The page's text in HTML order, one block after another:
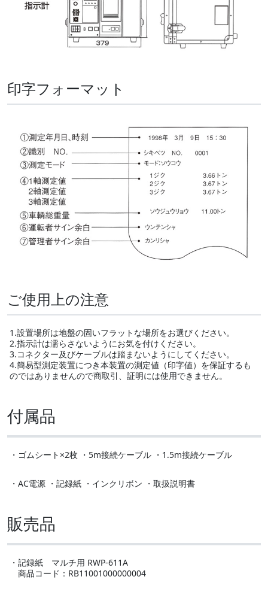
印字フォーマット
ご使用上の注意
1.設置場所は地盤の固いフラットな場所をお選びください。
2.指示計は濡らさないようにお気を付けください。
3.コネクター及びケーブルは踏まないようにしてください。
4.簡易型測定装置につき本装置の測定値（印字値）を保証するも
のではありませんので商取引、証明には使用できません。
付属品
・ゴムシート×2枚 ・5m接続ケーブル ・1.5m接続ケーブル
・AC電源 ・記録紙 ・インクリボン ・取扱説明書
販売品
・記録紙 マルチ用 RWP-611A
商品コード：RB11001000000004